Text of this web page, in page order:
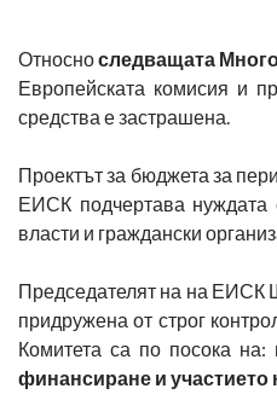
Относноследващата
Европейската комисия и
средства е застрашена.
Проектът за бюджета за
ЕИСК подчертава нуждата
власти и граждански
Председателят на на ЕИСК
придружена от строг
Комитета са по посока на:
финансиране и участието